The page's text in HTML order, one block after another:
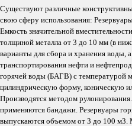
Существуют различные
свою сферу использования:
Емкость значительной
толщиной металла от 3 до 10 мм (в
варианты для сбора и хранения воды,
транспортирования нефти и
горячей воды (БАГВ) с температурой
цилиндрическую форму, коническую
Производятся методом
применяются бандажи. Резервуары
выпускаются объемом от 3 до 100